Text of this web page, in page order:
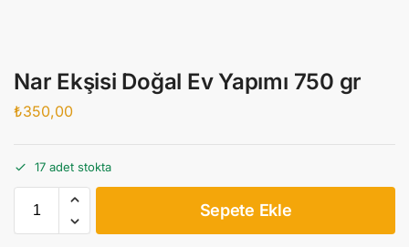
Nar Ekşisi Doğal Ev Yapımı 750 gr
₺350,00
17 adet stokta
Sepete Ekle